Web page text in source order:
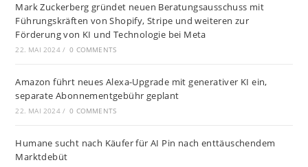
Mark Zuckerberg gründet neuen Beratungsausschuss mit
Führungskräften von Shopify, Stripe und weiteren zur
Förderung von KI und Technologie bei Meta
22. MAI 2024 / 0 COMMENTS
Amazon führt neues Alexa-Upgrade mit generativer KI ein,
separate Abonnementgebühr geplant
22. MAI 2024 / 0 COMMENTS
Humane sucht nach Käufer für AI Pin nach enttäuschendem
Marktdebüt